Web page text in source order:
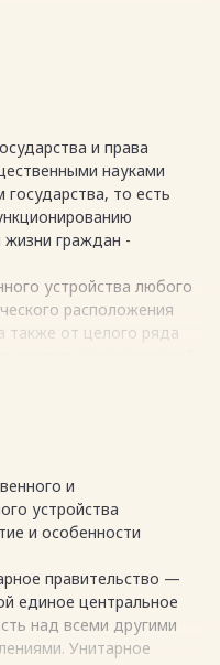
и права
науками
то есть
граждан -
устройства любого
расположения
также от целого ряда
системой
подчиняются трем
и
Конституции
регионами.
покупки
и
устройства
и особенности
правительство —
единое центральное
над всеми другими
Унитарное